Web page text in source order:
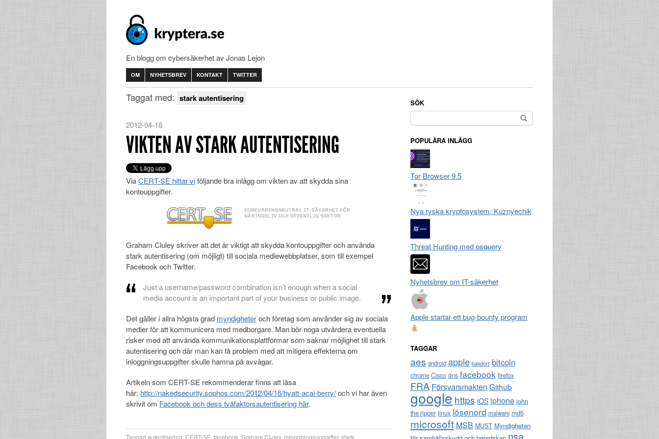
En blogg om cybersäkerhet av Jonas Lejon
OM NYHETSBREV KONTAKT TWITTER
Taggat med: stark autentisering
2012-04-18
VIKTEN AV STARK AUTENTISERING
ViaCERT-SE hittar viföljande bra inlägg om vikten av att skydda sina
kontouppgifter.
Graham Cluley skriver att det är viktigt att skydda kontouppgifter och använda
stark autentisering (om möjligt) till sociala mediewebbplatser, som till exempel
Facebook och Twitter.
Just a username/password combination isn’t enough when a social
media account is an important part of your business or public image.
Det gäller i allra högsta grad myndigheteroch företag som använder sig av sociala
medier för att kommunicera med medborgare. Man bör noga utvärdera eventuella
risker med att använda kommunikationsplattformar som saknar möjlighet till stark
autentisering och där man kan få problem med att mitigera effekterna om
inloggningsuppgifter skulle hamna på avvägar.
Artikeln som CERT-SE rekommenderar finns att läsa
här: http://nakedsecurity.sophos.com/2012/04/16/hyatt-acai-berry/och vi har även
skrivit om Facebook och dess tvåfaktorsautentisering här.
Taggad autentisering CERT-SE facebook Graham Cluley, inloggningsuppgifter, stark
SÖK
Sök
efter:
POPULÄRA INLÄGG
Tor Browser 9.5
Nya ryska kryptosystem: Kuznyechik
Threat Hunting med osquery
Nyhetsbrev om IT-säkerhet
Apple startar ett bug-bounty program
TAGGAR
aes android apple bakdörr bitcoin
chrome Cisco dns facebook firefox
FRA Försvarsmakten Github
google https iOS iphone john
the ripper linux lösenord malware md5
microsoft MSB MUST Myndigheten